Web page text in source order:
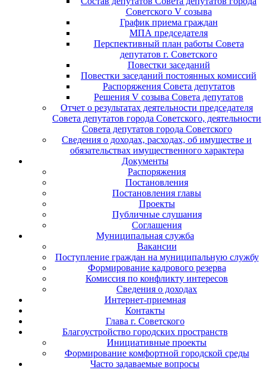
Советского V созыва
График приема граждан
МПА председателя
Перспективный план работы Совета
депутатов г. Советского
Повестки заседаний
Повестки заседаний постоянных комиссий
Распоряжения Совета депутатов
Решения V созыва Совета депутатов
Отчет о результатах деятельности председателя
Совета депутатов города Советского, деятельности
Совета депутатов города Советского
Сведения о доходах, расходах, об имуществе и
обязательствах имущественного характера
Документы
Распоряжения
Постановления
Постановления главы
Проекты
Публичные слушания
Соглашения
Муниципальная служба
Вакансии
Поступление граждан на муниципальную службу
Формирование кадрового резерва
Комиссия по конфликту интересов
Сведения о доходах
Интернет-приемная
Контакты
Глава г. Советского
Благоустройство городских пространств
Инициативные проекты
Формирование комфортной городской среды
Часто задаваемые вопросы